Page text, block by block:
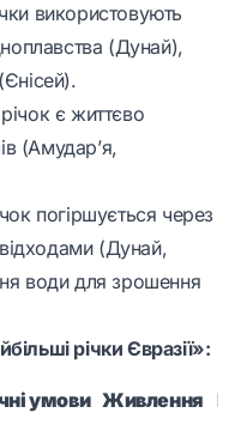
використовують
(Дунай),
є життєво
(Амудар’я,
погіршується через
(Дунай,
води для зрошення
річки Євразії»:
умови Живлення